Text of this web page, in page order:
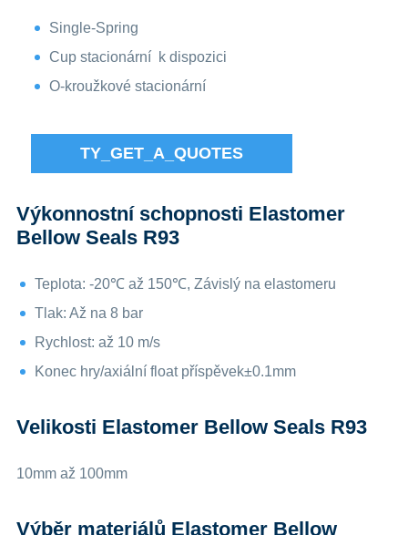
Single-Spring
Cup stacionární k dispozici
O-kroužkové stacionární
TY_GET_A_QUOTES
Výkonnostní schopnosti Elastomer
Bellow Seals R93
Teplota: -20℃ až 150℃, Závislý na elastomeru
Tlak: Až na 8 bar
Rychlost: až 10 m/s
Konec hry/axiální float příspěvek±0.1mm
Velikosti Elastomer Bellow Seals R93
10mm až 100mm
Výběr materiálů Elastomer Bellow